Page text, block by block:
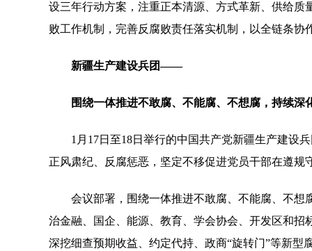
设三年行动方案，注重正本清源、方式革新、供给
败工作机制，完善反腐败责任落实机制，以全链条协
新疆生产建设兵团——
围绕一体推进不敢腐、不能腐、不想腐，持续深
1月17日至18日举行的中国共产党新疆生产建设兵
正风肃纪、反腐惩恶，坚定不移促进党员干部在遵规
会议部署，围绕一体推进不敢腐、不能腐、不想
治金融、国企、能源、教育、学会协会、开发区和
深挖细查预期收益、约定代持、政商“旋转门”等新